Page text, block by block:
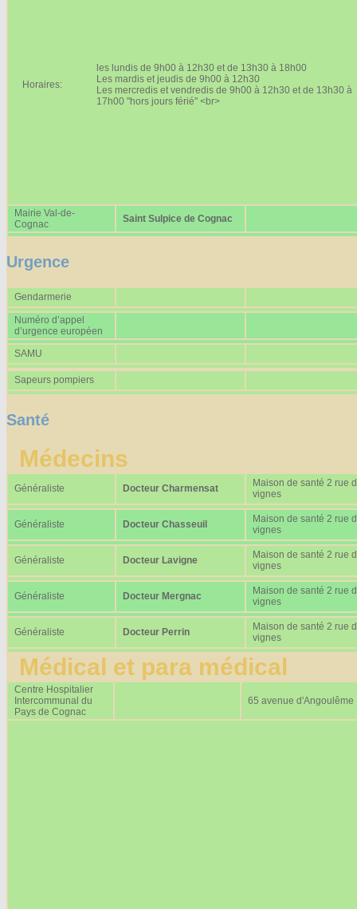
Horaires:
les lundis de 9h00 à 12h30 et de 13h30 à 18h00
Les mardis et jeudis de 9h00 à 12h30
Les mercredis et vendredis de 9h00 à 12h30 et de 13h30 à
17h00 "hors jours férié" <br>
Mairie Val-de-
Cognac
Saint Sulpice de Cognac
Urgence
Gendarmerie
Numéro d’appel
d’urgence européen
SAMU
Sapeurs pompiers
Santé
Médecins
Généraliste Docteur Charmensat
Maison de santé 2 rue
vignes
Généraliste Docteur Chasseuil
Maison de santé 2 rue
vignes
Généraliste Docteur Lavigne
Maison de santé 2 rue
vignes
Généraliste Docteur Mergnac
Maison de santé 2 rue
vignes
Généraliste Docteur Perrin
Maison de santé 2 rue
vignes
Médical et para médical
Centre Hospitalier
Intercommunal du
Pays de Cognac
65 avenue d'Angoulême